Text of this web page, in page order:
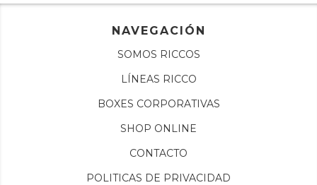
NAVEGACIÓN
SOMOS RICCOS
LÍNEAS RICCO
BOXES CORPORATIVAS
SHOP ONLINE
CONTACTO
POLITICAS DE PRIVACIDAD